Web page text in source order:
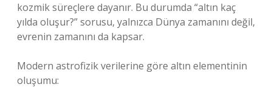
kozmik süreçlere dayanır. Bu durumda “altın kaç
yılda oluşur?” sorusu, yalnızca Dünya zamanını değil,
evrenin zamanını da kapsar.
Modern astrofizik verilerine göre altın elementinin
oluşumu: